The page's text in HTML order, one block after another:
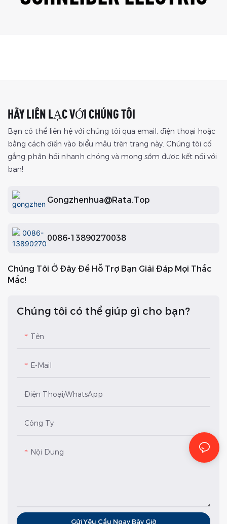
HÃY LIÊN LẠC VỚI CHÚNG TÔI
Bạn có thể liên hệ với chúng tôi qua email, điện thoại hoặc
bằng cách điền vào biểu mẫu trên trang này. Chúng tôi cố
gắng phản hồi nhanh chóng và mong sớm được kết nối với
bạn!
Gongzhenhua@rata.top
0086-13890270038
Chúng Tôi Ở Đây Để Hỗ Trợ Bạn Giải Đáp Mọi Thắc
Mắc!
Chúng tôi có thể giúp gì cho bạn?
Tên
E-Mail
Điện Thoại/whatsApp
Công Ty
Nội Dung
Gửi Yêu Cầu Ngay Bây Giờ